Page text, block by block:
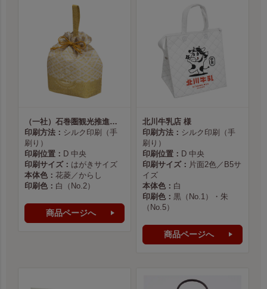
（一社）石巻圏観光推進機構様
印刷方法： シルク印刷（手
刷り）
印刷位置： D 中央
印刷サイズ： はがきサイズ
本体色： 花菱／からし
印刷色： 白（No.2）
商品ページへ
北川牛乳店 様
印刷方法： シルク印刷（手
刷り）
印刷位置： D 中央
印刷サイズ： 片面2色／B5サ
イズ
本体色： 白
印刷色： 黒（No.1）・朱
（No.5）
商品ページへ